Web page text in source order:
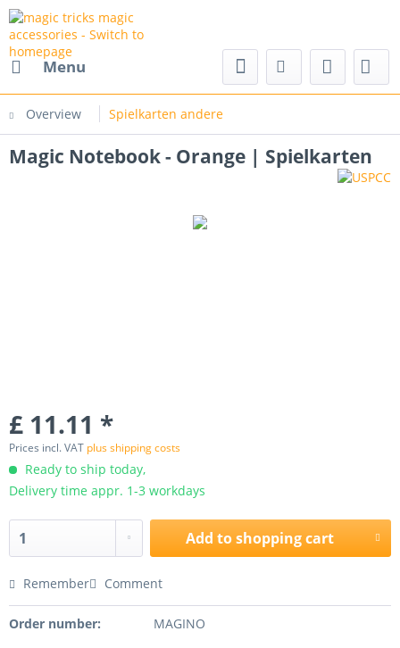
Menu
Overview Spielkarten andere
magic accessories
Magic Notebook - Orange | Spielkarten
£ 11.11 *
Prices incl. VAT plus shipping costs
Ready to ship today,
Delivery time appr. 1-3 workdays
Add toshopping cart
Remember Comment
Order number: MAGINO